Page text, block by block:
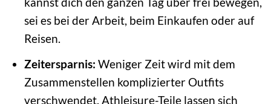
sei es bei der Arbeit, beim Einkaufen oder auf
Reisen.
Zeitersparnis: Weniger Zeit wird mit dem
Zusammenstellen komplizierter Outfits
verschwendet. Athleisure-Teile lassen sich